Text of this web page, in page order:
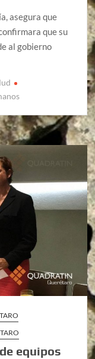
asegura que
que su
al gobierno
equipos